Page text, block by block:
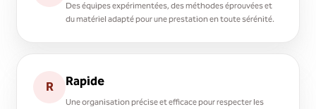
Des équipes expérimentées, des méthodes éprouvées et
du matériel adapté pour une prestation en toute sérénité.
R Rapide
Une organisation précise et efficace pour respecter les